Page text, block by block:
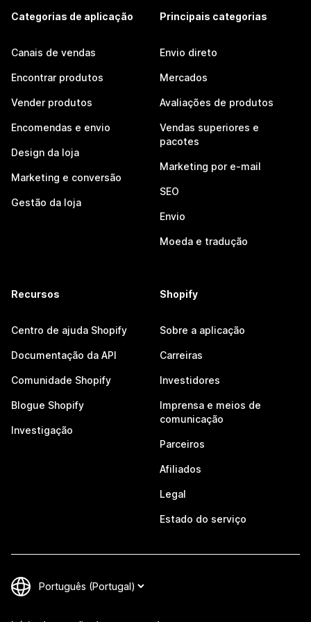
Categorias de aplicação
Canais de vendas
Encontrar produtos
Vender produtos
Encomendas e envio
Design da loja
Marketing e conversão
Gestão da loja
Principais categorias
Envio direto
Mercados
Avaliações de produtos
Vendas superiores e
pacotes
Marketing por e-mail
SEO
Envio
Moeda e tradução
Recursos
Centro de ajuda Shopify
Documentação da API
Comunidade Shopify
Blogue Shopify
Investigação
Shopify
Sobre a aplicação
Carreiras
Investidores
Imprensa e meios de
comunicação
Parceiros
Afiliados
Legal
Estado do serviço